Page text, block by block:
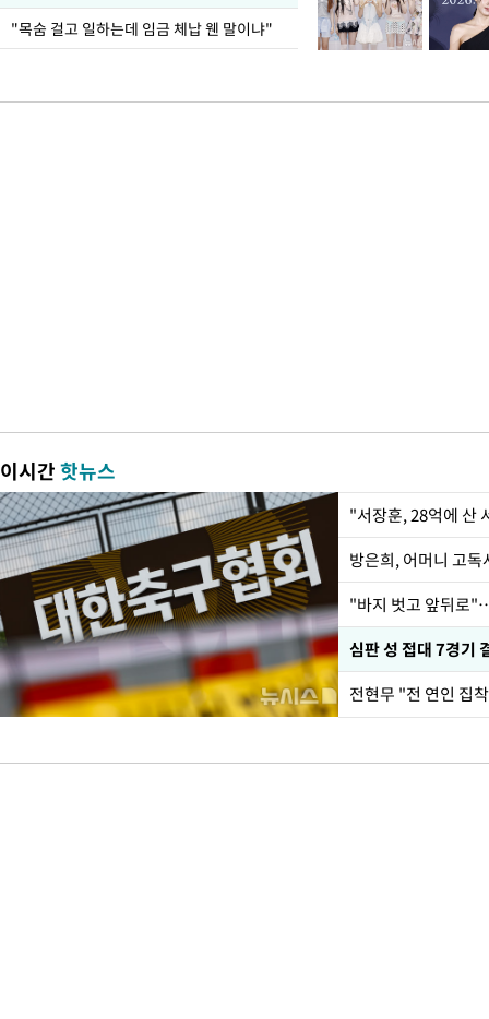
"목숨 걸고 일하는데 임금 체납 웬 말이냐"
이시간핫뉴스
"서장훈, 28억에 산
방은희, 어머니 고
"바지 벗고 앞뒤로
심판 성 접대 7경기